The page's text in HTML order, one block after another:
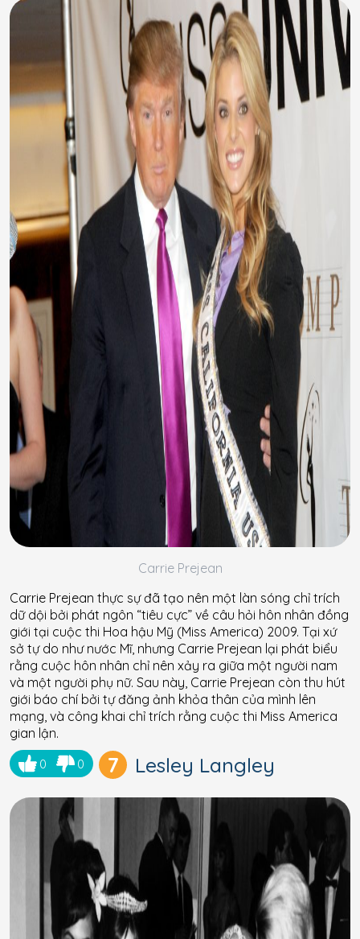
Carrie Prejean
Carrie Prejean thực sự đã tạo nên một làn sóng chỉ trích
dữ dội bởi phát ngôn “tiêu cực” về câu hỏi hôn nhân đồng
giới tại cuộc thi Hoa hậu Mỹ (Miss America) 2009. Tại xứ
sở tự do như nước Mĩ, nhưng Carrie Prejean lại phát biểu
rằng cuộc hôn nhân chỉ nên xảy ra giữa một người nam
và một người phụ nữ. Sau này, Carrie Prejean còn thu hút
giới báo chí bởi tự đăng ảnh khỏa thân của mình lên
mạng, và công khai chỉ trích rằng cuộc thi Miss America
gian lận.
0 0 7 Lesley Langley